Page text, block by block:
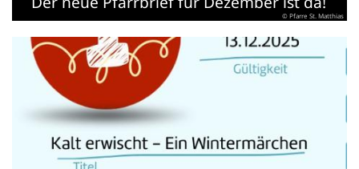
© Pfarre St. Matthias